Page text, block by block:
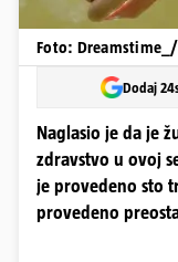
Foto: Dreamstime_/
Dodaj
Naglasio je da je
zdravstvo u ovoj
je provedeno sto
provedeno